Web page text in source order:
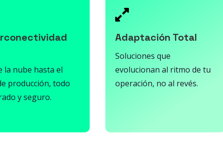
la nube hasta el
producción, todo
y seguro.

Adaptación Total
Soluciones que
evolucionan al ritmo de tu
operación, no al revés.